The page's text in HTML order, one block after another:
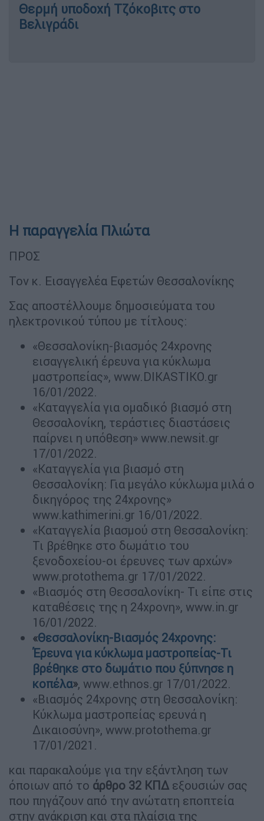
Θερμή υποδοχή Τζόκοβιτς στο
Βελιγράδι
Η παραγγελία Πλιώτα
ΠΡΟΣ
Τον κ. Εισαγγελέα Εφετών Θεσσαλονίκης
Σας αποστέλλουμε δημοσιεύματα του
ηλεκτρονικού τύπου με τίτλους:
«Θεσσαλονίκη-βιασμός 24χρονης
εισαγγελική έρευνα για κύκλωμα
μαστροπείας», www.DIKASTIKO.gr
16/01/2022.
«Καταγγελία για ομαδικό βιασμό στη
Θεσσαλονίκη, τεράστιες διαστάσεις
παίρνει η υπόθεση» www.newsit.gr
17/01/2022.
«Καταγγελία για βιασμό στη
Θεσσαλονίκη: Για μεγάλο κύκλωμα μιλά ο
δικηγόρος της 24χρονης»
www.kathimerini.gr 16/01/2022.
«Καταγγελία βιασμού στη Θεσσαλονίκη:
Τι βρέθηκε στο δωμάτιο του
ξενοδοχείου-οι έρευνες των αρχών»
www.protothema.gr 17/01/2022.
«Βιασμός στη Θεσσαλονίκη- Τι είπε στις
καταθέσεις της η 24χρονη», www.in.gr
16/01/2022.
«Θεσσαλονίκη-Βιασμός 24χρονης:
Έρευνα για κύκλωμα μαστροπείας-Τι
βρέθηκε στο δωμάτιο που ξύπνησε η
κοπέλα», www.ethnos.gr 17/01/2022.
«Βιασμός 24χρονης στη Θεσσαλονίκη:
Κύκλωμα μαστροπείας ερευνά η
Δικαιοσύνη», www.protothema.gr
17/01/2021.
και παρακαλούμε για την εξάντληση των
όποιων από το άρθρο 32 ΚΠΔ εξουσιών σας
που πηγάζουν από την ανώτατη εποπτεία
στην ανάκριση και στα πλαίσια της